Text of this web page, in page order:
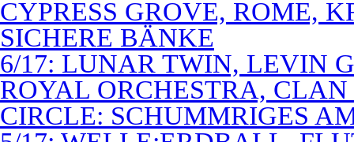
CYPRESS GROVE, ROME,
SICHERE BÄNKE
6/17: LUNAR TWIN, LEVIN
ROYAL ORCHESTRA,
CIRCLE: SCHUMMRIGES